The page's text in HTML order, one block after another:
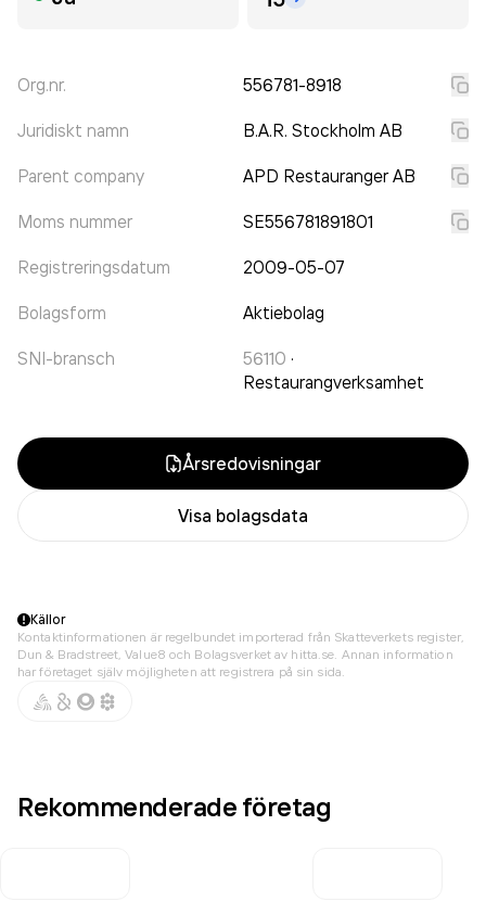
Org.nr. 556781-8918
Juridiskt namn B.A.R. Stockholm AB
Parent company APD Restauranger AB
Moms nummer SE556781891801
Registreringsdatum 2009-05-07
Bolagsform Aktiebolag
SNI-bransch 56110 ·
Restaurangverksamhet
Årsredovisningar
Visa bolagsdata
Källor
Kontaktinformationen är regelbundet importerad från Skatteverkets register,
Dun & Bradstreet, Value8 och Bolagsverket av hitta.se. Annan information
har företaget själv möjligheten att registrera på sin sida.
Rekommenderade företag